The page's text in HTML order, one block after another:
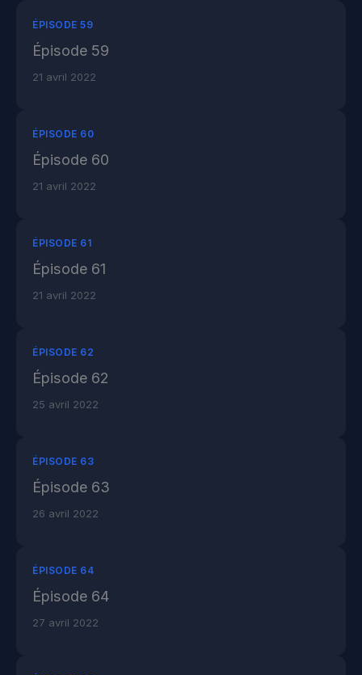
ÉPISODE 59
Épisode 59
21 avril 2022
ÉPISODE 60
Épisode 60
21 avril 2022
ÉPISODE 61
Épisode 61
21 avril 2022
ÉPISODE 62
Épisode 62
25 avril 2022
ÉPISODE 63
Épisode 63
26 avril 2022
ÉPISODE 64
Épisode 64
27 avril 2022